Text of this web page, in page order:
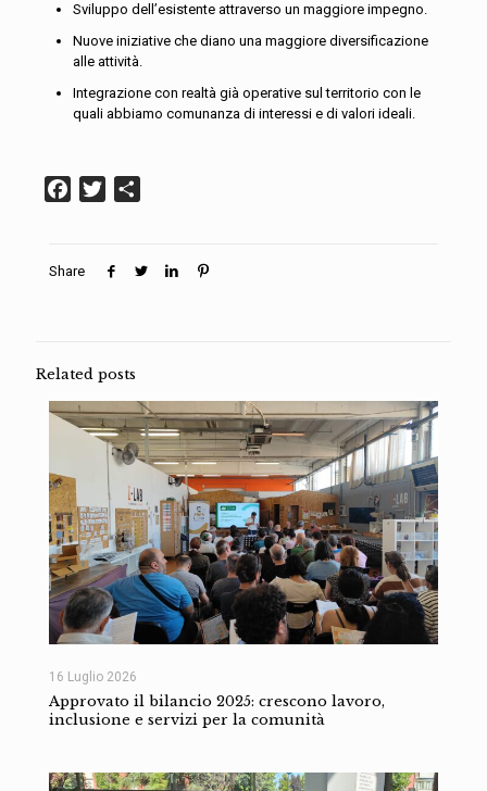
Sviluppo dell’esistente attraverso un maggiore impegno.
Nuove iniziative che diano una maggiore diversificazione
alle attività.
Integrazione con realtà già operative sul territorio con le
quali abbiamo comunanza di interessi e di valori ideali.
Facebook
Twitter
Share
Related posts
16 Luglio 2026
Approvato il bilancio 2025: crescono lavoro,
inclusione e servizi per la comunità